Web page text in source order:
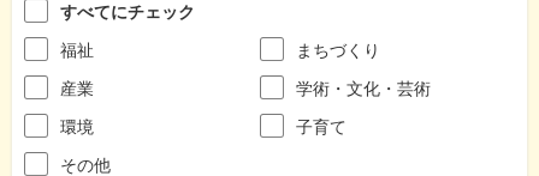
すべてにチェック
福祉
まちづくり
産業
学術・文化・芸術
環境
子育て
その他